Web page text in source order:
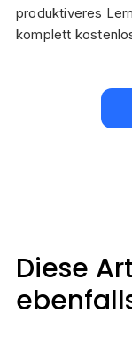
produktiveres
komplett
Diese